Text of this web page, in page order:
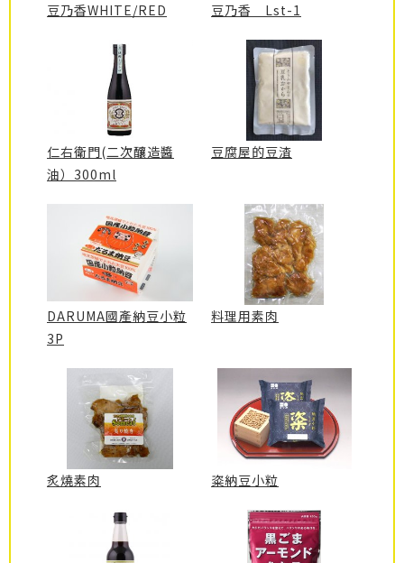
豆乃香WHITE/RED 豆乃香 Lst-1
仁右衛門(二次釀造醬
油）300ml
豆腐屋的豆渣
DARUMA國產納豆小粒
3P
料理用素肉
炙燒素肉 粢納豆小粒